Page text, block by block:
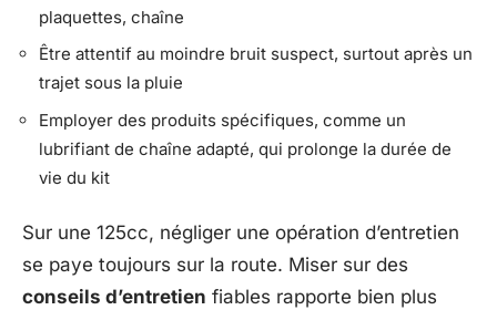
plaquettes, chaîne
Être attentif au moindre bruit suspect, surtout après un
trajet sous la pluie
Employer des produits spécifiques, comme un
lubrifiant de chaîne adapté, qui prolonge la durée de
vie du kit
Sur une 125cc, négliger une opération d’entretien
se paye toujours sur la route. Miser sur des
conseils d’entretien fiables rapporte bien plus